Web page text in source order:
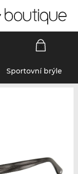
Sportovní brýle